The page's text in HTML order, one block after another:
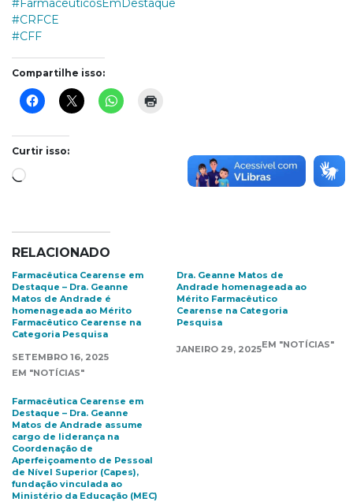
#FarmacêuticosEmDestaque
#CRFCE
#CFF
Compartilhe isso:
Curtir isso:
Carregando...
RELACIONADO
Farmacêutica Cearense em
Destaque – Dra. Geanne
Matos de Andrade é
homenageada ao Mérito
Farmacêutico Cearense na
Categoria Pesquisa
SETEMBRO 16, 2025
EM "NOTÍCIAS"
Dra. Geanne Matos de
Andrade homenageada ao
Mérito Farmacêutico
Cearense na Categoria
Pesquisa
JANEIRO 29, 2025EM "NOTÍCIAS"
Farmacêutica Cearense em
Destaque – Dra. Geanne
Matos de Andrade assume
cargo de liderança na
Coordenação de
Aperfeiçoamento de Pessoal
de Nível Superior (Capes),
fundação vinculada ao
Ministério da Educação (MEC)